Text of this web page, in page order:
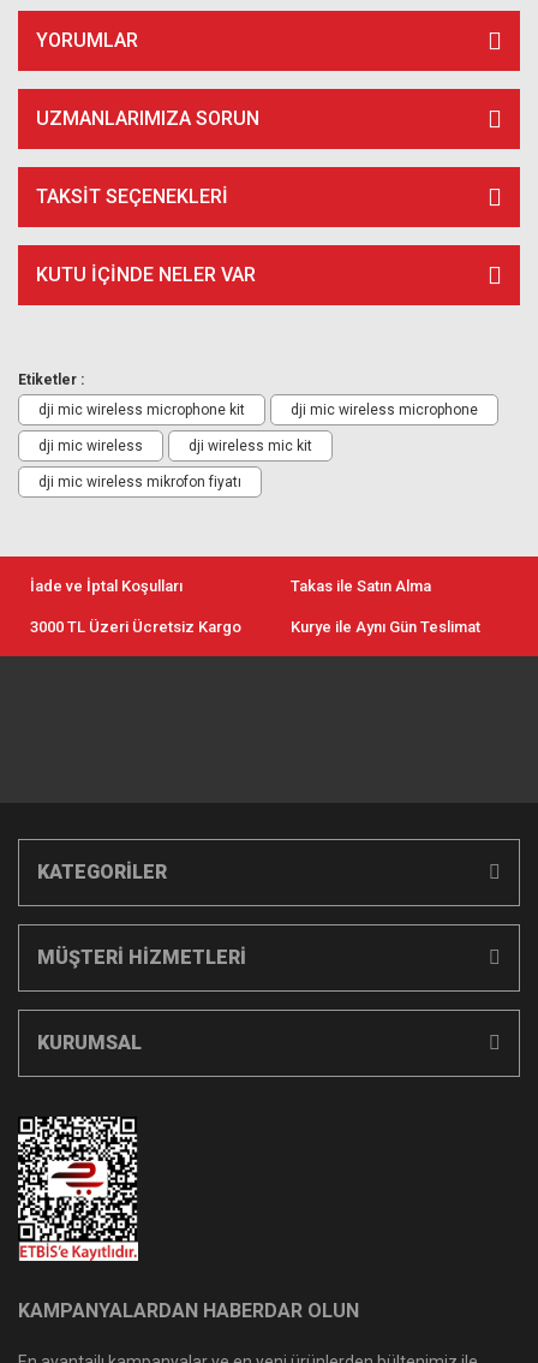
YORUMLAR
UZMANLARIMIZA SORUN
TAKSIT SEÇENEKLERI
KUTU İÇİNDE NELER VAR
Etiketler :
dji mic wireless microphone kit
dji mic wireless microphone
dji mic wireless dji wireless mic kit
dji mic wireless mikrofon fiyatı
İade ve İptal Koşulları Takas ile Satın Alma
3000 TL Üzeri Ücretsiz Kargo Kurye ile Aynı Gün Teslimat
KATEGORİLER
MÜŞTERİ HİZMETLERİ
KURUMSAL
KAMPANYALARDAN HABERDAR OLUN